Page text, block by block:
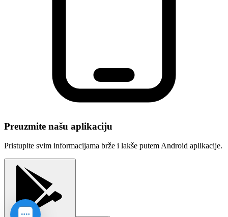
Preuzmite našu aplikaciju
Pristupite svim informacijama brže i lakše putem Android aplikacije.